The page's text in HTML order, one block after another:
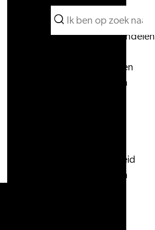
Menu
Zoeken
Wat te doen
Vanaf het water
Fietsen & wandelen
Eten & drinken
Met kinderen
Bereikbaarheid
Overnachten
Zoeken